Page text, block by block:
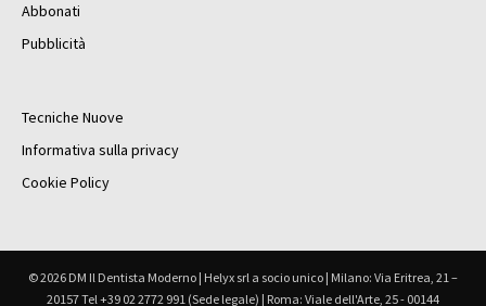
Abbonati
Pubblicità
Tecniche Nuove
Informativa sulla privacy
Cookie Policy
© 2026 DM Il Dentista Moderno | Helyx srl a socio unico | Milano: Via Eritrea, 21 –
20157 Tel +39 02 2772 991 (Sede legale) | Roma: Viale dell'Arte, 25 - 00144